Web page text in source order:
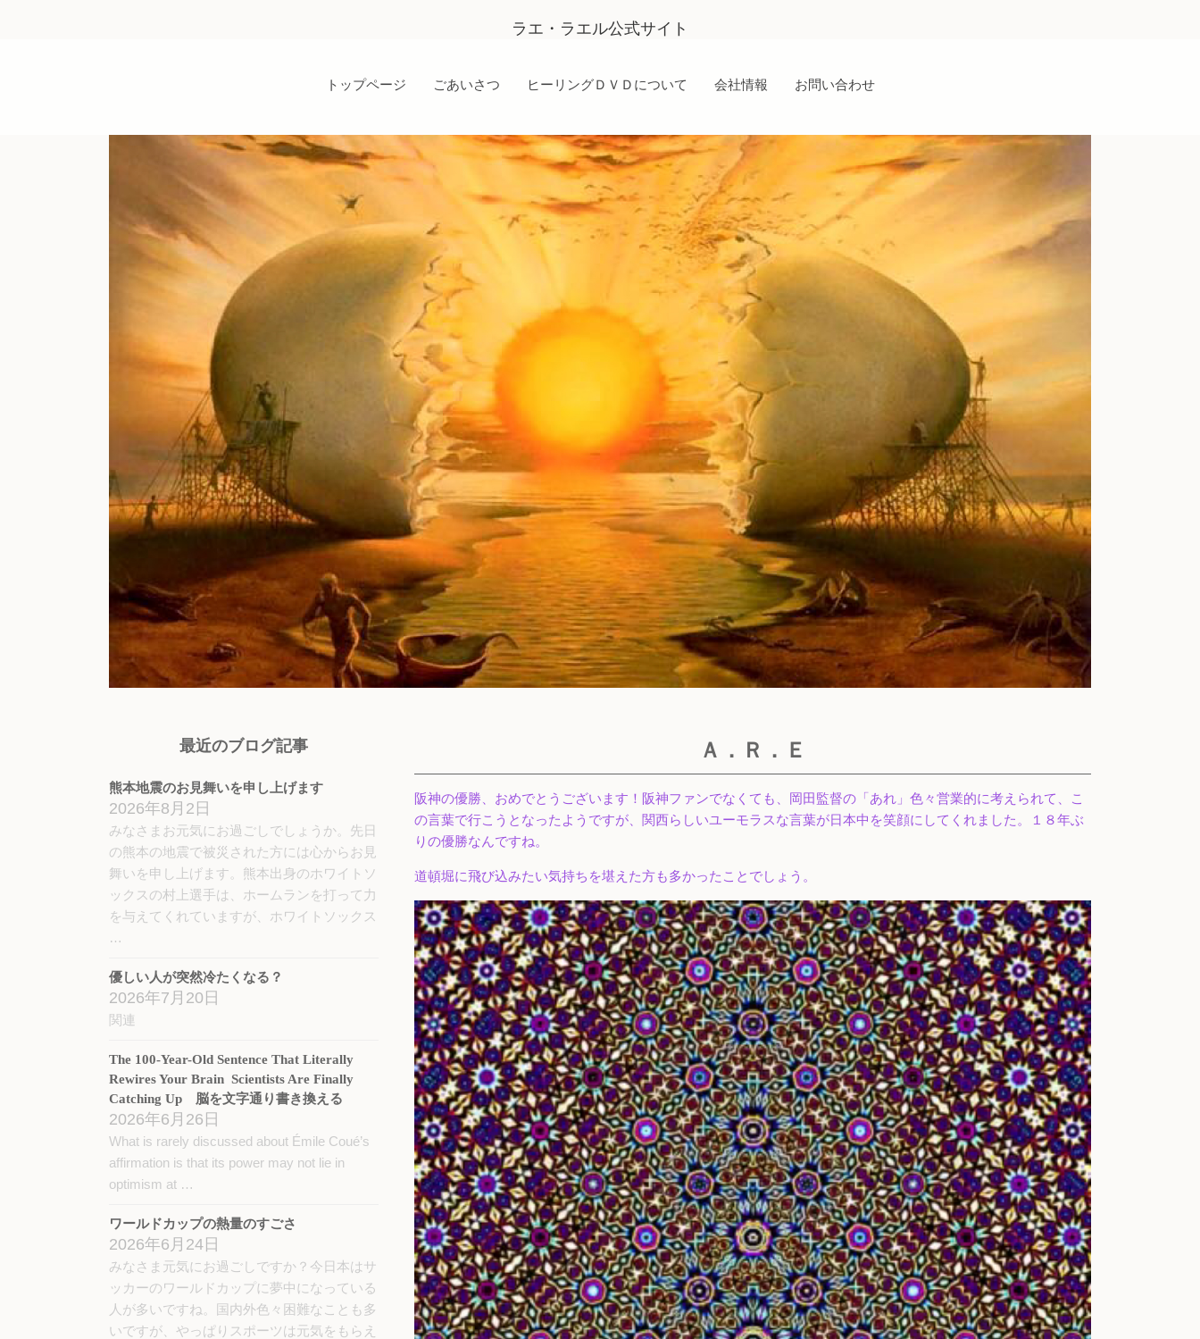
ラエ・ラエル公式サイト
トップページ ごあいさつ ヒーリングＤＶＤについて 会社情報 お問い合わせ
Ａ．Ｒ．Ｅ
阪神の優勝、おめでとうございます！阪神ファンでなくても、岡田監督の「あれ」色々営業的に考えられて、こ
の言葉で行こうとなったようですが、関西らしいユーモラスな言葉が日本中を笑顔にしてくれました。１８年ぶ
りの優勝なんですね。
道頓堀に飛び込みたい気持ちを堪えた方も多かったことでしょう。
最近のブログ記事
熊本地震のお見舞いを申し上げます
2026年8月2日
みなさまお元気にお過ごしでしょうか。先日
の熊本の地震で被災された方には心からお見
舞いを申し上げます。熊本出身のホワイトソ
ックスの村上選手は、ホームランを打って力
を与えてくれていますが、ホワイトソックス
…
優しい人が突然冷たくなる？
2026年7月20日
関連
The 100-Year-Old Sentence That Literally
Rewires Your Brain Scientists Are Finally
Catching Up 脳を文字通り書き換える
2026年6月26日
What is rarely discussed about Émile Coué’s
affirmation is that its power may not lie in
optimism at …
ワールドカップの熱量のすごさ
2026年6月24日
みなさま元気にお過ごしですか？今日本はサ
ッカーのワールドカップに夢中になっている
人が多いですね。国内外色々困難なことも多
いですが、やっぱりスポーツは元気をもらえ